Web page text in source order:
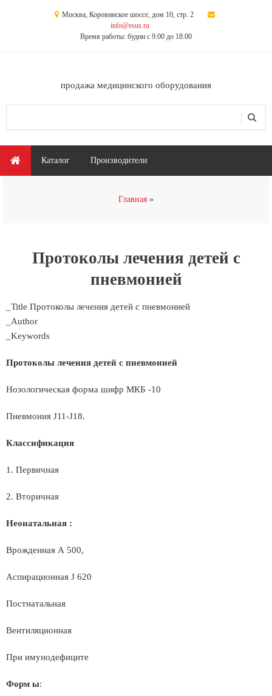
Москва, Коровинское шоссе, дом 10, стр. 2
info@esus.ru
Время работы: будни с 9:00 до 18:00
продажа медицинского оборудования
Главное меню
Каталог Производители
Главная
Протоколы лечения детей с
пневмонией
_Title Протоколы лечения детей с пневмонией
_Author
_Keywords
Протоколы лечения детей с пневмонией
Нозологическая форма шифр МКБ -10
Пневмония J11-J18.
Классификация
1. Первичная
2. Вторичная
Неонатальная :
Врожденная А 500,
Аспирационная J 620
Постнатальная
Вентиляционная
При имунодефиците
Форм ы: